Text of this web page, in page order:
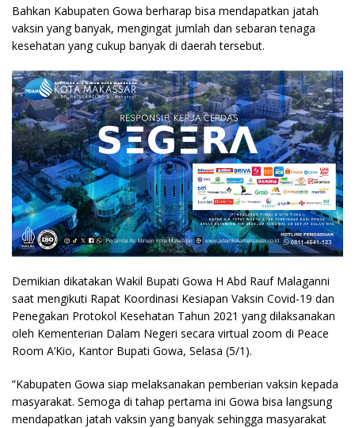
Bahkan Kabupaten Gowa berharap bisa mendapatkan jatah
vaksin yang banyak, mengingat jumlah dan sebaran tenaga
kesehatan yang cukup banyak di daerah tersebut.
Demikian dikatakan Wakil Bupati Gowa H Abd Rauf Malaganni
saat mengikuti Rapat Koordinasi Kesiapan Vaksin Covid-19 dan
Penegakan Protokol Kesehatan Tahun 2021 yang dilaksanakan
oleh Kementerian Dalam Negeri secara virtual zoom di Peace
Room A’Kio, Kantor Bupati Gowa, Selasa (5/1).
”Kabupaten Gowa siap melaksanakan pemberian vaksin kepada
masyarakat. Semoga di tahap pertama ini Gowa bisa langsung
mendapatkan jatah vaksin yang banyak sehingga masyarakat